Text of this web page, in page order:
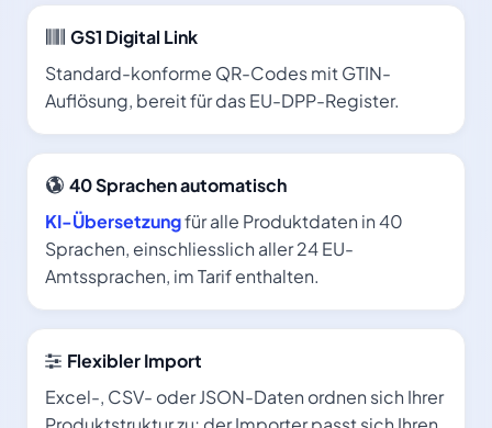
GS1 Digital Link
Standard-konforme QR-Codes mit GTIN-
Auflösung, bereit für das EU-DPP-Register.
40 Sprachen automatisch
KI-Übersetzungfür alle Produktdaten in 40
Sprachen, einschliesslich aller 24 EU-
Amtssprachen, im Tarif enthalten.
Flexibler Import
Excel-, CSV- oder JSON-Daten ordnen sich Ihrer